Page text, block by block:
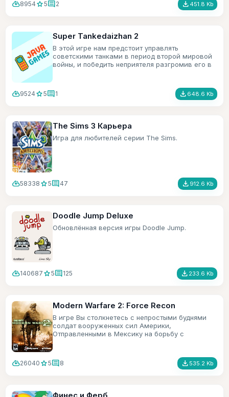
cloud_download8954 star5comment2 file_download 451.8 Kb
Super Tankedaizhan 2
В этой игре нам предстоит управлять
советскими танками в период второй мировой
войны, и победить неприятеля разгромив его в
cloud_download9524 star5comment1 file_download 648.6 Kb
The Sims 3 Карьера
Игра для любителей серии The Sims.
cloud_download58338 star5comment47 file_download 912.6 Kb
Doodle Jump Deluxe
Обновлённая версия игры Doodle Jump.
cloud_download140687 star5comment125 file_download 233.6 Kb
Modern Warfare 2: Force Recon
В игре Вы столкнетесь с непростыми буднями
солдат вооруженных сил Америки,
Отправленными в Мексику на борьбу с
cloud_download26040 star5comment8 file_download 535.2 Kb